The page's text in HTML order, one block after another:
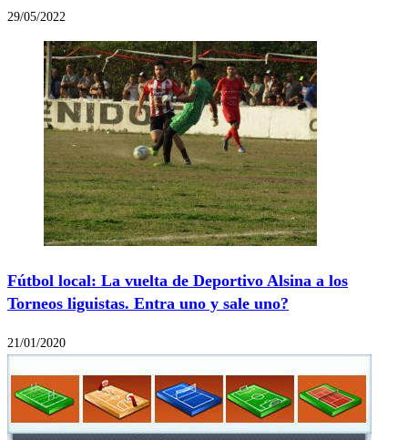
29/05/2022
Fútbol local: La vuelta de Deportivo Alsina a los
Torneos liguistas. Entra uno y sale uno?
21/01/2020